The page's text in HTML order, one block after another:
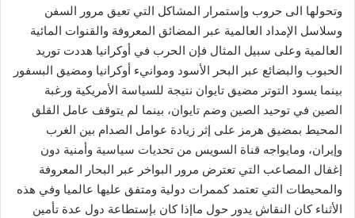
وتحولها الى حروب وإستمرار المشاكل التي تعيق مرور السفن
وسلاسل الإمداد العالمية عبر المضائق المعروفة والقنوات المائية
العالمية وعلى سبيل المثال فإن الحرب في أوكرانيا هددت توريد
الحبوب والبضائع عبر البحر الأسود وموانيء أوكرانيا ومضيق البسفور
بينما يسود التوتر مضيق تايوان نتيجة للسياسة الأمريكية ورغبة
الصين في توحيد الصين وضم تايوان، بينما لم يتوقف عامل القلق
المحيط بمضيق هرمز على إثر زيادة عوامل الصدام بين الغرب
وإيران، ومايواجه قناة السويس من تحديات سياسية وأمنية دون
إغفال المصاعب التي تعترض مرور البواخر عبر البحار المعروفة
والمحيطات التي تعتمد كممرات دولية ومتفق عليها عالميا وفي هذه
الأثناء كان النقاش يدور حول ماإذا كان بإستطاعة دول عدة تأمين